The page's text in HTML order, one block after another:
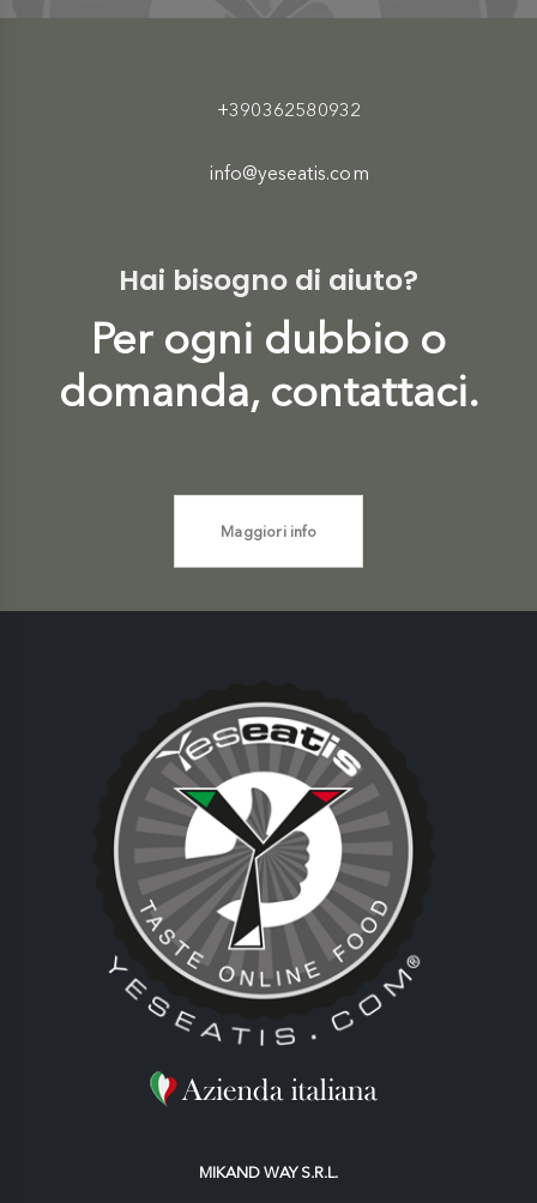
+390362580932
info@yeseatis.com
Hai bisogno di aiuto?
Per ogni dubbio o
domanda, contattaci.
Maggiori info
MIKAND WAY S.R.L.